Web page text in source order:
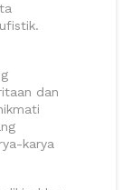
dan
karya